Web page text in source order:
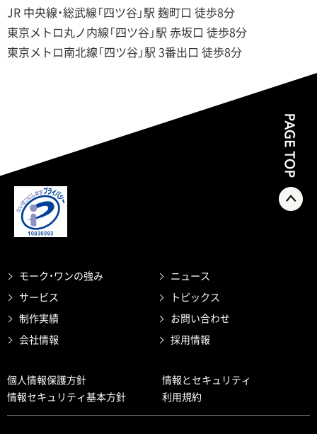
JR 中央線・総武線「四ツ谷」駅 麹町口 徒歩8分
東京メトロ丸ノ内線「四ツ谷」駅 赤坂口 徒歩8分
東京メトロ南北線「四ツ谷」駅 3番出口 徒歩8分
モーク・ワンの強み
サービス
制作実績
会社情報
ニュース
トピックス
お問い合わせ
採用情報
個人情報保護方針
情報とセキュリティ
情報セキュリティ基本方針
利用規約